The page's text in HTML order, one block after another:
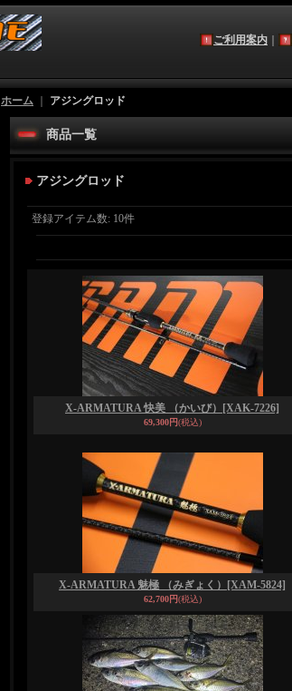
ご利用案内
ホーム アジングロッド
商品一覧
アジングロッド
登録アイテム数: 10件
X-ARMATURA 快美 （かいび） [XAK-7226]
69,300円(税込)
X-ARMATURA 魅極 （みぎょく） [XAM-5824]
62,700円(税込)